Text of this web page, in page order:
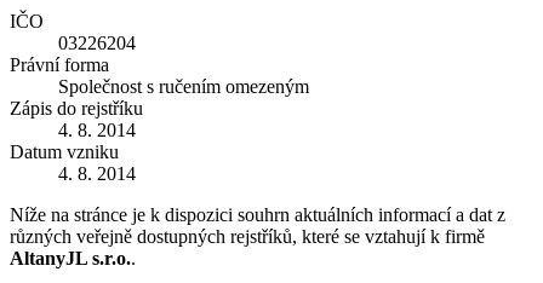
IČO
03226204
Právní forma
Společnost s ručením omezeným
Zápis do rejstříku
4. 8. 2014
Datum vzniku
4. 8. 2014
Níže na stránce je k dispozici souhrn aktuálních informací a dat z
různých veřejně dostupných rejstříků, které se vztahují k firmě
AltanyJL s.r.o..